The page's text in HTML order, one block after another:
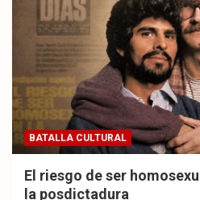
BATALLA CULTURAL
El riesgo de ser
la posdictadura